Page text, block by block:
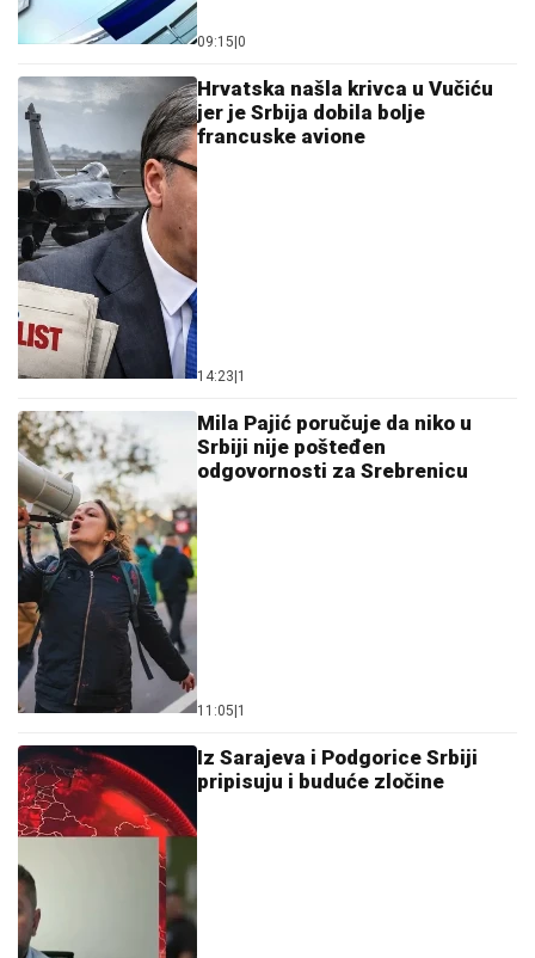
09:15|0
Hrvatska našla krivca u Vučiću
jer je Srbija dobila bolje
francuske avione
14:23|1
Mila Pajić poručuje da niko u
Srbiji nije pošteđen
odgovornosti za Srebrenicu
11:05|1
Iz Sarajeva i Podgorice Srbiji
pripisuju i buduće zločine